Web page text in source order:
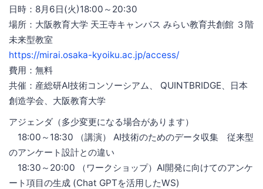
日時：8月6日(火)18:00～20:30
場所：大阪教育大学 天王寺キャンパス みらい教育共創館 ３階
未来型教室
https://mirai.osaka-kyoiku.ac.jp/access/
費用：無料
共催：産総研AI技術コンソーシアム、 QUINTBRIDGE、日本
創造学会、大阪教育大学
アジェンダ（多少変更になる場合があります）
18:00～18:30 （講演） AI技術のためのデータ収集 従来型
のアンケート設計との違い
18:30～20:00 （ワークショップ）AI開発に向けてのアンケ
ート項目の生成 (Chat GPTを活用したWS)